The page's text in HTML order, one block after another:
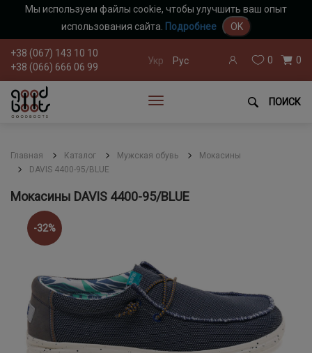
Мы используем файлы cookie, чтобы улучшить ваш опыт
использования сайта. Подробнее OK
+38 (067) 143 10 10
+38 (066) 666 06 99
Укр Рус 0 0
ПОИСК
Главная Каталог Мужская обувь
Мокасины
DAVIS 4400-95/BLUE
Мокасины DAVIS 4400-95/BLUE
-32%